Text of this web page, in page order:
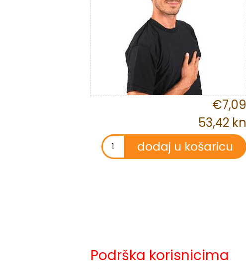
€7,09
53,42 kn
Podrška korisnicima